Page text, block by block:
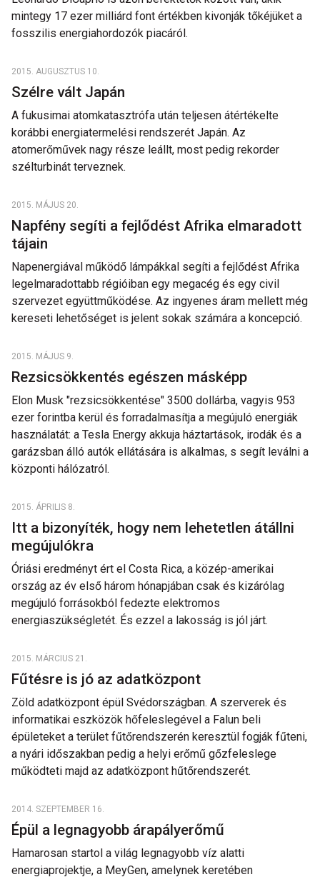
mintegy 17 ezer milliárd font értékben kivonják tőkéjüket a
fosszilis energiahordozók piacáról.
2015. AUGUSZTUS 10.
Szélre vált Japán
A fukusimai atomkatasztrófa után teljesen átértékelte
korábbi energiatermelési rendszerét Japán. Az
atomerőművek nagy része leállt, most pedig rekorder
szélturbinát terveznek.
2015. MÁJUS 20.
Napfény segíti a fejlődést Afrika elmaradott
tájain
Napenergiával működő lámpákkal segíti a fejlődést Afrika
legelmaradottabb régióiban egy megacég és egy civil
szervezet együttműködése. Az ingyenes áram mellett még
kereseti lehetőséget is jelent sokak számára a koncepció.
2015. MÁJUS 9.
Rezsicsökkentés egészen másképp
Elon Musk "rezsicsökkentése" 3500 dollárba, vagyis 953
ezer forintba kerül és forradalmasítja a megújuló energiák
használatát: a Tesla Energy akkuja háztartások, irodák és a
garázsban álló autók ellátására is alkalmas, s segít leválni a
központi hálózatról.
2015. ÁPRILIS 8.
Itt a bizonyíték, hogy nem lehetetlen átállni
megújulókra
Óriási eredményt ért el Costa Rica, a közép-amerikai
ország az év első három hónapjában csak és kizárólag
megújuló forrásokból fedezte elektromos
energiaszükségletét. És ezzel a lakosság is jól járt.
2015. MÁRCIUS 21.
Fűtésre is jó az adatközpont
Zöld adatközpont épül Svédországban. A szerverek és
informatikai eszközök hőfeleslegével a Falun beli
épületeket a terület fűtőrendszerén keresztül fogják fűteni,
a nyári időszakban pedig a helyi erőmű gőzfeleslege
működteti majd az adatközpont hűtőrendszerét.
2014. SZEPTEMBER 16.
Épül a legnagyobb árapályerőmű
Hamarosan startol a világ legnagyobb víz alatti
energiaprojektje, a MeyGen, amelynek keretében